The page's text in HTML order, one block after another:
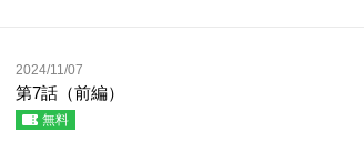
2024/11/07
第7話（前編）
無料